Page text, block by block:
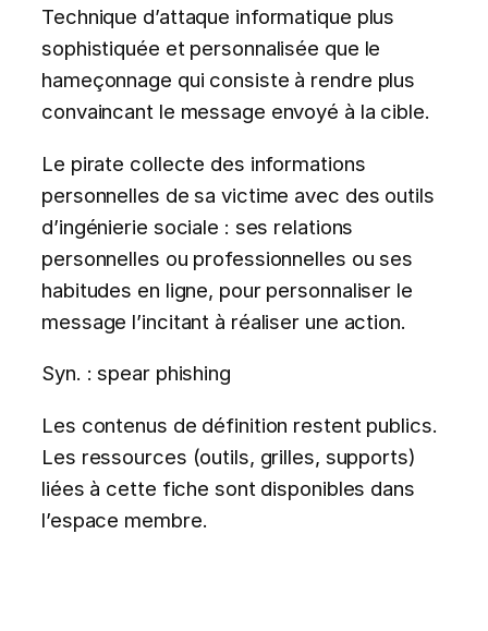
Technique d’attaque informatique plus
sophistiquée et personnalisée que le
hameçonnage qui consiste à rendre plus
convaincant le message envoyé à la cible.
Le pirate collecte des informations
personnelles de sa victime avec des outils
d’ingénierie sociale : ses relations
personnelles ou professionnelles ou ses
habitudes en ligne, pour personnaliser le
message l’incitant à réaliser une action.
Syn. : spear phishing
Les contenus de définition restent publics.
Les ressources (outils, grilles, supports)
liées à cette fiche sont disponibles dans
l’espace membre.